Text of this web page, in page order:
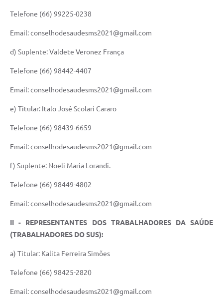
Diário Oficial
Contato
Telefone (66) 99225-0238
Email: conselhodesaudesms2021@gmail.com
d) Suplente: Valdete Veronez França
Telefone (66) 98442-4407
Email: conselhodesaudesms2021@gmail.com
e) Titular: Italo José Scolari Cararo
Telefone (66) 98439-6659
Email: conselhodesaudesms2021@gmail.com
f) Suplente: Noeli Maria Lorandi.
Telefone (66) 98449-4802
Email: conselhodesaudesms2021@gmail.com
II - REPRESENTANTES DOS TRABALHADORES DA SAÚDE
(TRABALHADORES DO SUS):
a) Titular: Kalita Ferreira Simões
Telefone (66) 98425-2820
Email: conselhodesaudesms2021@gmail.com